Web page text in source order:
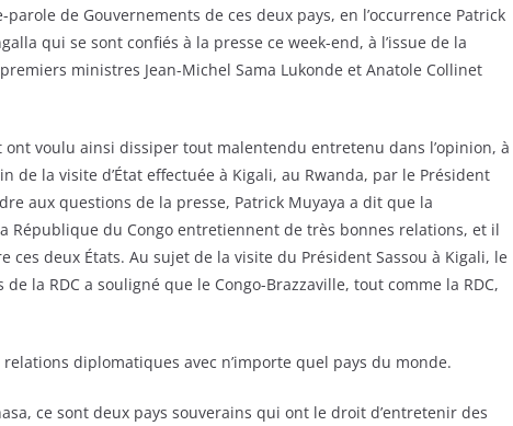
de Gouvernements de ces deux pays, en l’occurrence Patrick
qui se sont confiés à la presse ce week-end, à l’issue de la
ministres Jean-Michel Sama Lukonde et Anatole Collinet
ont voulu ainsi dissiper tout malentendu entretenu dans l’opinion, à
de la visite d’État effectuée à Kigali, au Rwanda, par le Président
aux questions de la presse, Patrick Muyaya a dit que la
République du Congo entretiennent de très bonnes relations, et il
ces deux États. Au sujet de la visite du Président Sassou à Kigali, le
la RDC a souligné que le Congo-Brazzaville, tout comme la RDC,
diplomatiques avec n’importe quel pays du monde.
ce sont deux pays souverains qui ont le droit d’entretenir des